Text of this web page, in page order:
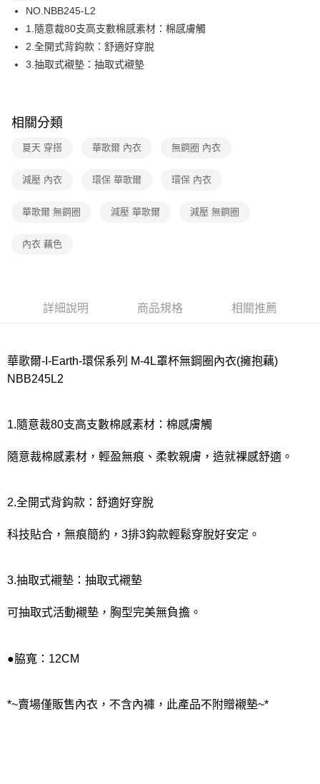
運送方式
全家取貨付款
每筆NT$80，滿NT$1,000(含以上)免運費
7-11取貨付款
每筆NT$80，滿NT$1,000(含以上)免運費
每筆NT$80，滿NT$1,000(含以上)免運費
宅配
付款後門市自取
NO.NBB245-L2
1.隨意裁80支高支數棉感素材：棉感膚觸
2.全開式背鈎款：舒適好穿脫
3.抽取式襯墊：抽取式襯墊
相關分類
夏天 穿搭 華歌爾 內衣 無鋼圈 內衣
減壓 內衣 環保 華歌爾 環保 內衣
華歌爾 無鋼圈 減壓 華歌爾 減壓 無鋼圈
內衣 藕色
詳細說明 商品規格 相關推薦
華歌爾-I-Earth-環保系列 M-4L罩杯無鋼圈內衣(擁抱藕)
NBB245L2
1.隨意裁80支高支數棉感素材：棉感膚觸
隨意裁棉感素材，輕盈無痕、柔軟親膚，造就裸感舒適。
2.全開式背鈎款：舒適好穿脫
科技貼合，無痕簡約，3排3鈎款輕鬆穿脫好安定。
3.抽取式襯墊：抽取式襯墊
可抽取式活動襯墊，胸型完美無負擔。
●脇寬：12CM
*~賣場僅販售內衣，不含內褲，此產品不附贈襯墊~*